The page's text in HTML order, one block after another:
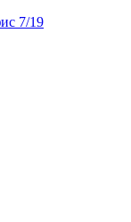
7/19